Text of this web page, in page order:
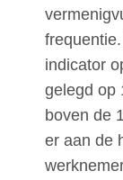
indicator
gelegd op
boven de
er aan de